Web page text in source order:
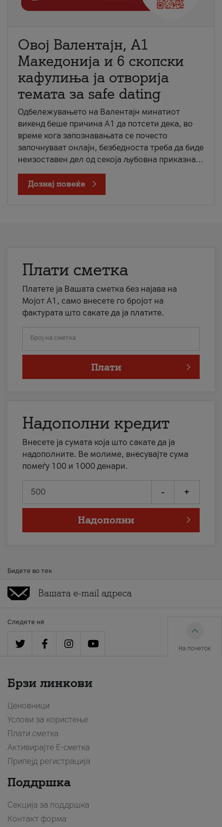
Овој Валентајн, A1
Македонија и 6 скопски
кафулиња ја отворија
темата за safe dating
Одбележувањето на Валентајн минатиот
викенд беше причина А1 да потсети дека, во
време кога запознавањата се почесто
започнуваат онлајн, безбедноста треба да биде
неизоставен дел од секоја љубовна приказна...
Дознај повеќе
Плати сметка
Платете ја Вашата сметка без најава на
Мојот А1, само внесете го бројот на
фактурата што сакате да ја платите.
Број на сметка
Плати
Надополни кредит
Внесете ја сумата која што сакате да ја
надополните. Ве молиме, внесувајте сума
помеѓу 100 и 1000 денари.
- +
Надополни
Бидете во тек
Следете нè
На почеток
Брзи линкови
Ценовници
Услови за користење
Плати сметка
Активирајте Е-сметка
Припејд регистрација
Поддршка
Секција за поддршка
Контакт форма